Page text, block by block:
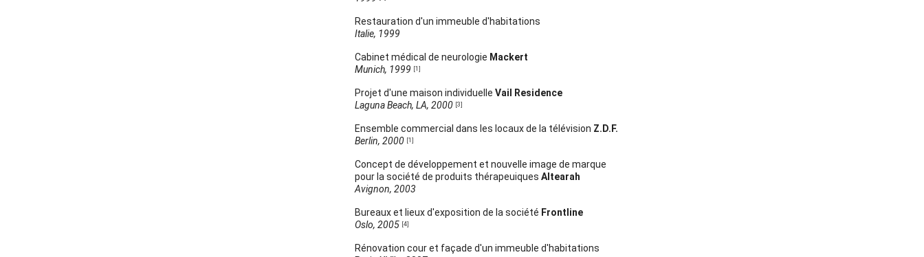
Restauration d'un immeuble d'habitations
Italie, 1999
Cabinet médical de neurologie Mackert
Munich, 1999 [1]
Projet d'une maison individuelleVail Residence
Laguna Beach, LA, 2000 [3]
Ensemble commercial dans les locaux de la télévision Z.D.F.
Berlin, 2000 [1]
Concept de développement et nouvelle image de marque
pour la société de produits thérapeuiquesAltearah
Avignon, 2003
Bureaux et lieux d'exposition de la société Frontline
Oslo, 2005 [4]
Rénovation cour et façade d'un immeuble d'habitations